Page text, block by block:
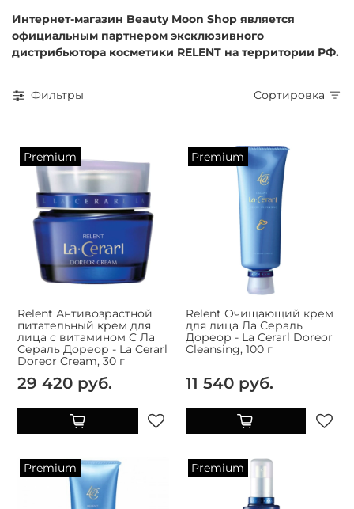
Интернет-магазин Beauty Moon Shop является
официальным партнером эксклюзивного
дистрибьютора косметики RELENT на территории РФ.
Фильтры Сортировка
Premium
Relent Антивозрастной
питательный крем для
лица с витамином С Ла
Сераль Дореор - La Cerarl
Doreor Cream, 30 г
29 420 руб.
Premium
Relent Очищающий крем
для лица Ла Сераль
Дореор - La Cerarl Doreor
Cleansing, 100 г
11 540 руб.
Premium Premium